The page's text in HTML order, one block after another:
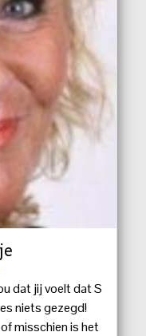
dat jij voelt dat S
niets gezegd!
misschien is het